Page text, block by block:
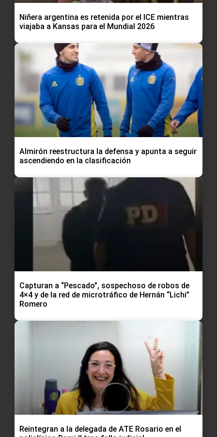
Niñera argentina es retenida por el ICE mientras
viajaba a Kansas para el Mundial 2026
Almirón reestructura la defensa y apunta a seguir
ascendiendo en la clasificación
Capturan a “Pescado”, sospechoso de robos de
4×4 y de la red de microtráfico de Hernán “Lichi”
Romero
Reintegran a la delegada de ATE Rosario en el